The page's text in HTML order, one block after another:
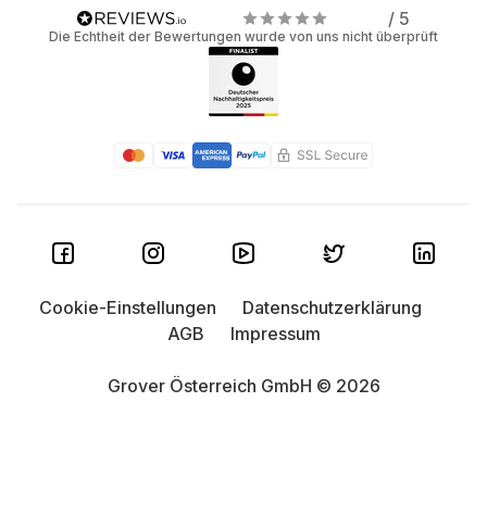
/ 5
Die Echtheit der Bewertungen wurde von uns nicht überprüft
Grover Österreich GmbH © 2026
Cookie-Einstellungen
Datenschutzerklärung
AGB
Impressum